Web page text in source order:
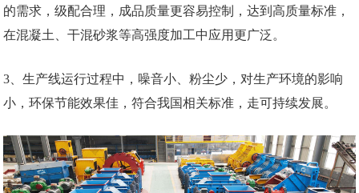
的需求，级配合理，成品质量更容易控制，达到高质量标准，
在混凝土、干混砂浆等高强度加工中应用更广泛。
3、生产线运行过程中，噪音小、粉尘少，对生产环境的影响
小，环保节能效果佳，符合我国相关标准，走可持续发展。